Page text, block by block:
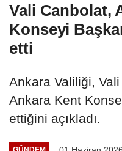
Vali Canbolat,
Konseyi
etti
Ankara Valiliği,
Ankara Kent
ettiğini açıkladı.